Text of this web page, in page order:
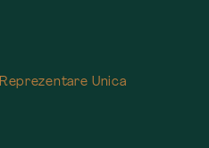
Reprezentare Unica